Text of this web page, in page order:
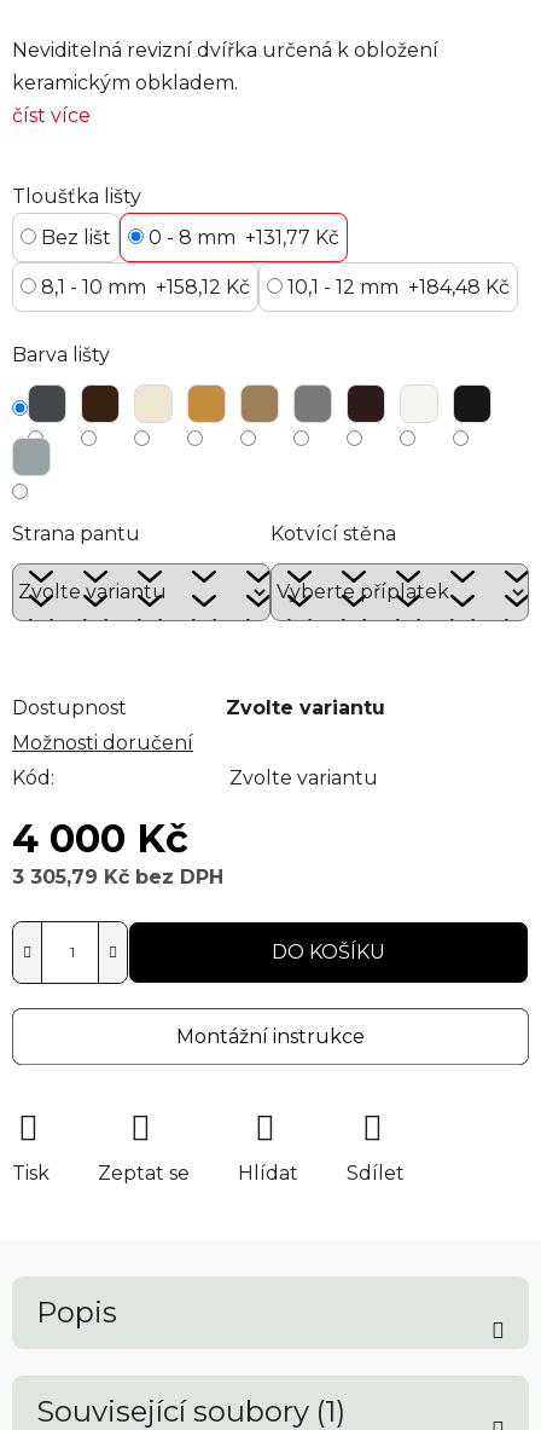
Neviditelná revizní dvířka určená k obložení
keramickým obkladem.
číst více
Tloušťka lišty
Bez lišt
0 - 8 mm +131,77 Kč
8,1 - 10 mm +158,12 Kč 10,1 - 12 mm +184,48 Kč
Barva lišty
Strana pantu Kotvící stěna
Dostupnost
Zvolte variantu
Možnosti doručení
Kód:
Zvolte variantu
4 000 Kč
3 305,79 Kč bez DPH
DO KOŠÍKU
Montážní instrukce
Tisk Zeptat se Hlídat Sdílet
Popis
Související soubory (1)